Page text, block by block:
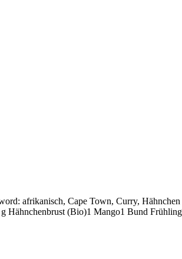
afrikanisch, Cape Town, Curry,
Hähnchenbrust (Bio)1 Mango1 Bund